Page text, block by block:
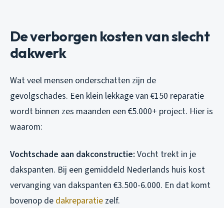
De verborgen kosten van slecht
dakwerk
Wat veel mensen onderschatten zijn de
gevolgschades. Een klein lekkage van €150 reparatie
wordt binnen zes maanden een €5.000+ project. Hier is
waarom:
Vochtschade aan dakconstructie: Vocht trekt in je
dakspanten. Bij een gemiddeld Nederlands huis kost
vervanging van dakspanten €3.500-6.000. En dat komt
bovenop de dakreparatie zelf.